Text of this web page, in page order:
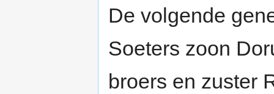
De volgende
Soeters zoon
broers en zuster